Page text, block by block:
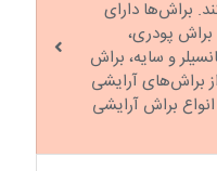
براش‌ها دارای
پودری،
و سایه، براش
براش‌های آرایشی
براش آرایشی